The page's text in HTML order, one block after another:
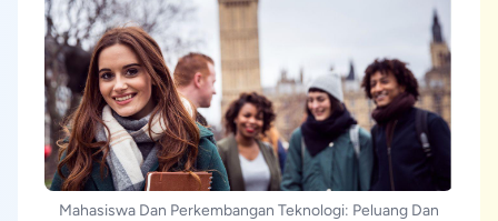
Mahasiswa Dan Perkembangan Teknologi: Peluang Dan